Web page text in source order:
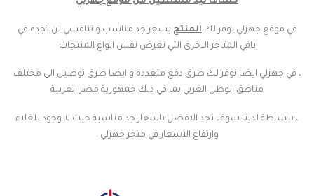
في موقع جهزلي نوفر لك المنتج بسعر جد مناسب و تنافسي لن تجده في
باقي المتاجر الاخرى التي تعرض نفس انواع المنتجات
، في جهزلي ايضا نوفر لك طرق دفع متعددة و ايضا طرق توصيل الى مختلف
مناطق الوطن العربي بما في ذلك جمهورية مصر العربية
، ببساطة لدينا سوف تجد الافضل باسعار جد مناسبة حيث لا وجود للغلاء
وارتفاع الاسعار في متجر جهزلي .